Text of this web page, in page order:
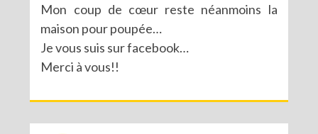
MA PARTICIPATION À LA BATTLE FUSE CREATIVITY SYSTEM DE FISKARS
Mon coup de cœur reste néanmoins la
maison pour poupée…
Je vous suis sur facebook…
Merci à vous!!